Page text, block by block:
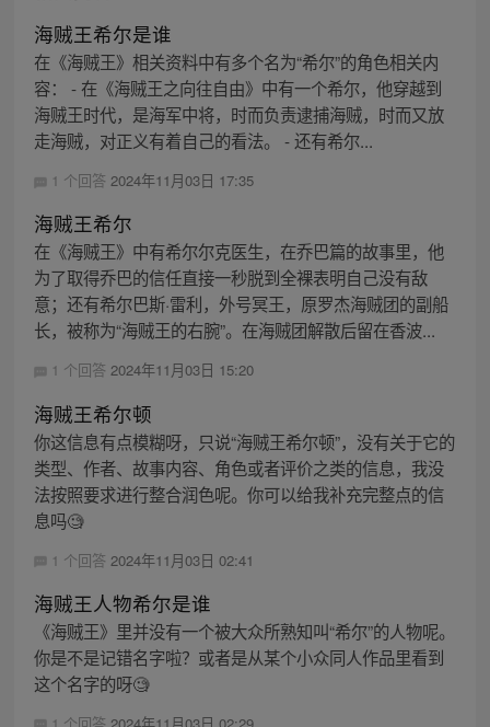
海贼王希尔是谁
在《海贼王》相关资料中有多个名为“希尔”的角色相关内
容： - 在《海贼王之向往自由》中有一个希尔，他穿越到
海贼王时代，是海军中将，时而负责逮捕海贼，时而又放
走海贼，对正义有着自己的看法。 - 还有希尔...
1 个回答 2024年11月03日 17:35
海贼王希尔
在《海贼王》中有希尔尔克医生，在乔巴篇的故事里，他
为了取得乔巴的信任直接一秒脱到全裸表明自己没有敌
意；还有希尔巴斯·雷利，外号冥王，原罗杰海贼团的副船
长，被称为“海贼王的右腕”。在海贼团解散后留在香波...
1 个回答 2024年11月03日 15:20
海贼王希尔顿
你这信息有点模糊呀，只说“海贼王希尔顿”，没有关于它的
类型、作者、故事内容、角色或者评价之类的信息，我没
法按照要求进行整合润色呢。你可以给我补充完整点的信
息吗🧐
1 个回答 2024年11月03日 02:41
海贼王人物希尔是谁
《海贼王》里并没有一个被大众所熟知叫“希尔”的人物呢。
你是不是记错名字啦？或者是从某个小众同人作品里看到
这个名字的呀🧐